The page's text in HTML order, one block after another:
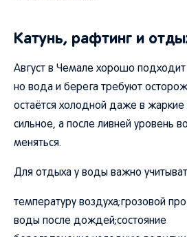
Катунь, рафтинг и
Август в Чемале хорошо подходит
но вода и берега требуют
остаётся холодной даже в жаркие
сильное, а после ливней уровень
меняться.
Для отдыха у воды важно
температуру воздуха;грозовой
воды после дождей;состояние